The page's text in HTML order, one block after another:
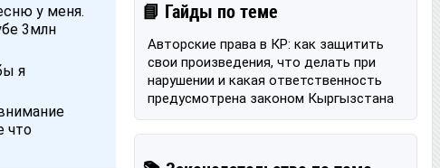
у меня.
3млн
я
что
📘 Гайды по теме
Авторские права в КР: как защитить
свои произведения, что делать при
нарушении и какая ответственность
предусмотрена законом Кыргызстана